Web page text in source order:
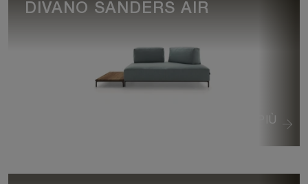
VEDI DI PIÙ
DIVANO SANDERS AIR